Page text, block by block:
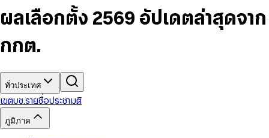
7
8
5
6
8
9
6
7
9
5
6
8
9
9
ผลเลือกตั้ง 2569 อัปเดตล่าสุดจาก
กกต.
ทั่วประเทศ
เขตบช.รายชื่อประชามติ
ภูมิภาค